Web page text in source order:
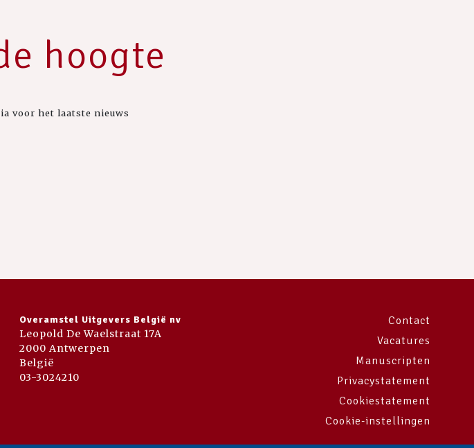
hoogte
voor het laatste nieuws
Overamstel Uitgevers België nv
Leopold De Waelstraat 17A
2000 Antwerpen
België
03-3024210
Contact
Vacatures
Manuscripten
Privacystatement
Cookiestatement
Cookie-instellingen